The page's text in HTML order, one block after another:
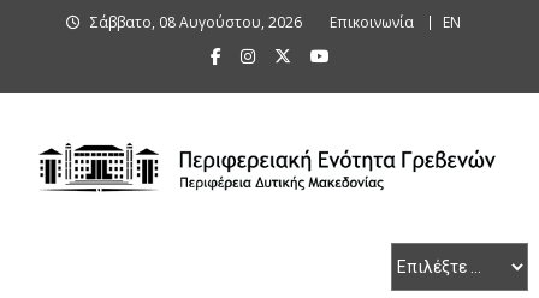
Σάββατο, 08 Αυγούστου, 2026 Επικοινωνία ΕΝ